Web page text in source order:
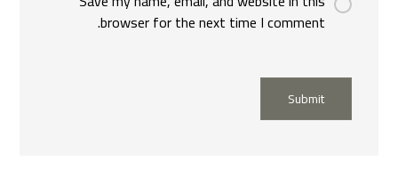
browser for the next time I comment.
Submit